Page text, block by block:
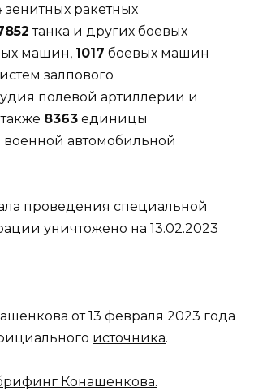
зенитных ракетных
танка и других боевых
машин, 1017 боевых машин
залпового
полевой артиллерии и
8363 единицы
автомобильной
от 13 февраля 2023 года
источника.
Конашенкова.